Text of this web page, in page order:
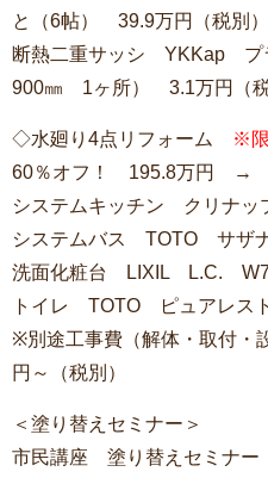
と（6帖） 39.9万円（税別）
断熱二重サッシ YKKap プ
900㎜ 1ヶ所） 3.1万円（税
◇水廻り4点リフォーム
※
60％オフ！ 195.8万円 →
システムキッチン クリナ
システムバス TOTO サザ
洗面化粧台 LIXIL L.C.
トイレ TOTO ピュアレス
※別途工事費（解体・取付・
円～（税別）
＜塗り替えセミナー＞
市民講座 塗り替えセミナー